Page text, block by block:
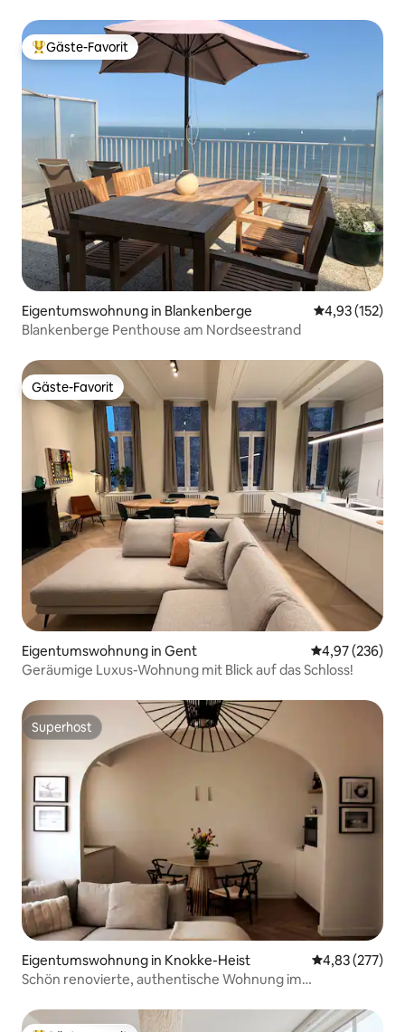
Beliebter Gäste-Favorit.
Gäste-Favorit
Eigentumswohnung in Blankenberge
4,93 (152)
Blankenberge Penthouse am Nordseestrand
Gäste-Favorit
Gäste-Favorit
Eigentumswohnung in Gent
4,97 (236)
Geräumige Luxus-Wohnung mit Blick auf das Schloss!
Superhost
Superhost
Eigentumswohnung in Knokke-Heist
4,83 (277)
Schön renovierte, authentische Wohnung im